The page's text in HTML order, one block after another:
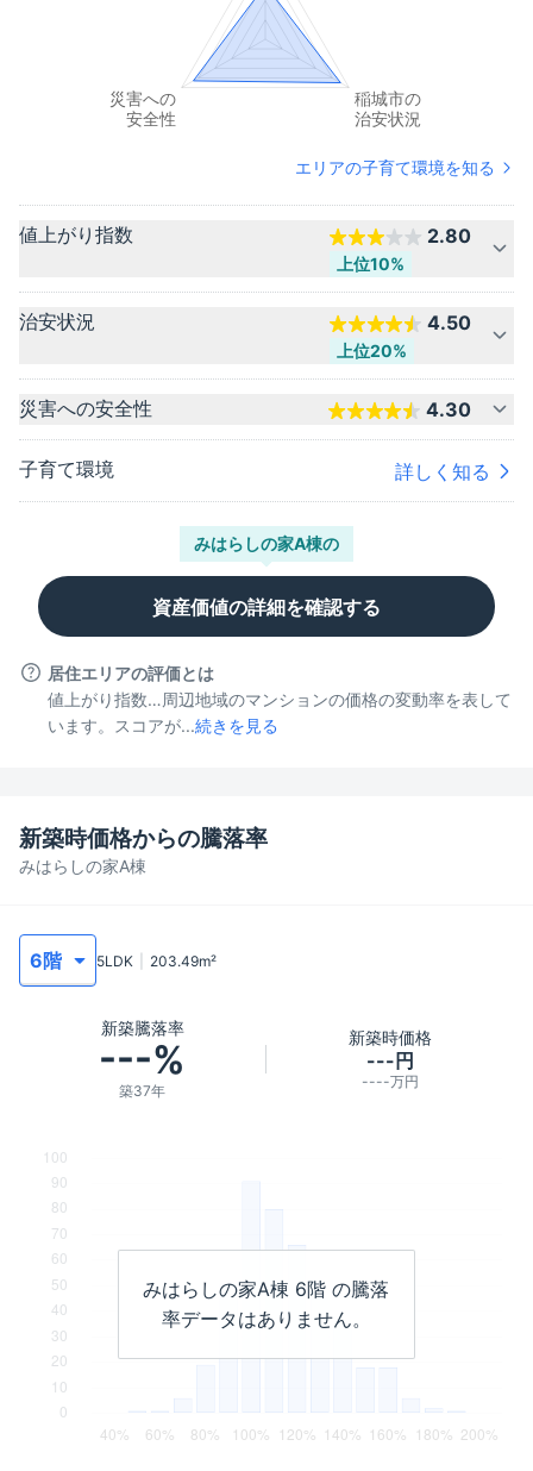
エリアの子育て環境を知る
値上がり指数 2.80
上位10%
治安状況 4.50
上位20%
災害への安全性 4.30
子育て環境 詳しく知る
みはらしの家A棟の
資産価値の詳細を確認する
居住エリアの評価とは
値上がり指数…周辺地域のマンションの価格の変動率を表して
います。スコアが...続きを見る
みはらしの家A棟
新築時価格からの騰落率
5LDK 203.49m²
新築騰落率
---%
築37年
新築時価格
---円
----万円
みはらしの家A棟 6階 の騰落
率データはありません。